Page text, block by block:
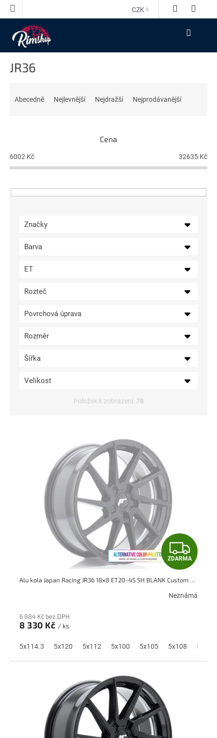
Přejít
CZK
NÁKUPNÍ
JR36
p
r
o
u
Abecedně Nejlevnější Nejdražší Nejprodávanější
Cena
6002 Kč 32635 Kč
Značky
Barva
ET
Rozteč
Povrchová úprava
Rozměr
Šířka
Velikost
Položek k zobrazení: 78
Z
D
A
A
ZDARMA
Alu kola Japan Racing JR36 18x8 ET20-45 5H BLANK Custom Finish
Neznámá
6 884 Kč bez DPH
8 330 Kč / ks
5x114.3 5x120 5x112 5x100 5x105 5x108 5x110